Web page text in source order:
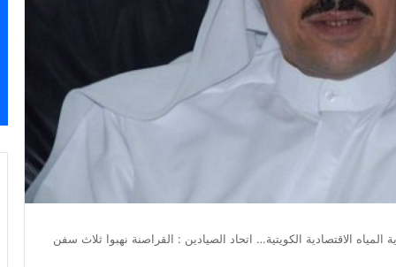
الاقتصادية الكويتية… اتحاد الصيادين : القراصنة نهبوا ثلاث سفن